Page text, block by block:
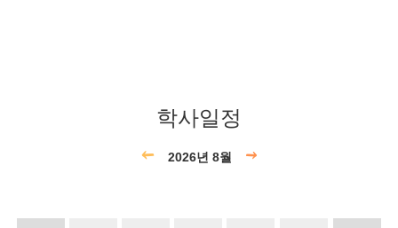
학사일정
2026년 8월